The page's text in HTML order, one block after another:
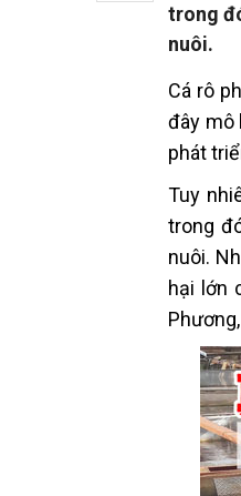
trong
nuôi.
Cá rô
đây mô
phát
Tuy
trong
nuôi.
hại lớn